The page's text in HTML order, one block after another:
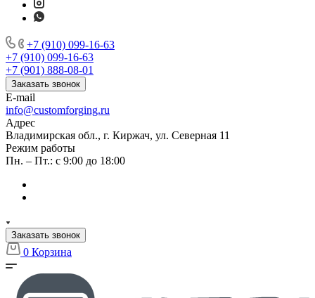
+7 (910) 099-16-63
+7 (910) 099-16-63
+7 (901) 888-08-01
Заказать звонок
E-mail
info@customforging.ru
Адрес
Владимирская обл., г. Киржач, ул. Северная 11
Режим работы
Пн. – Пт.: с 9:00 до 18:00
Заказать звонок
0 Корзина